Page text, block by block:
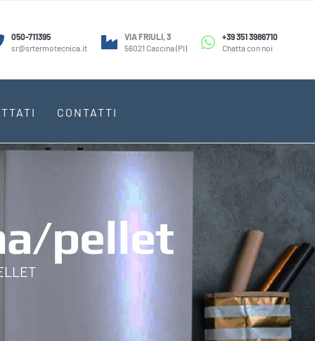
+39 351 3986710
Chatta con noi
VIA FRIULI, 3
56021 Cascina (PI)
050-711395
sr@srtermotecnica.it
CONTATTI
pellet